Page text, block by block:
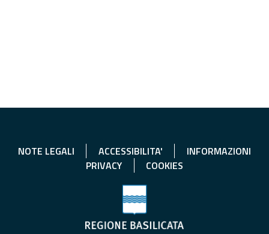
NOTE LEGALI ACCESSIBILITA'
INFORMAZIONI
PRIVACY
COOKIES